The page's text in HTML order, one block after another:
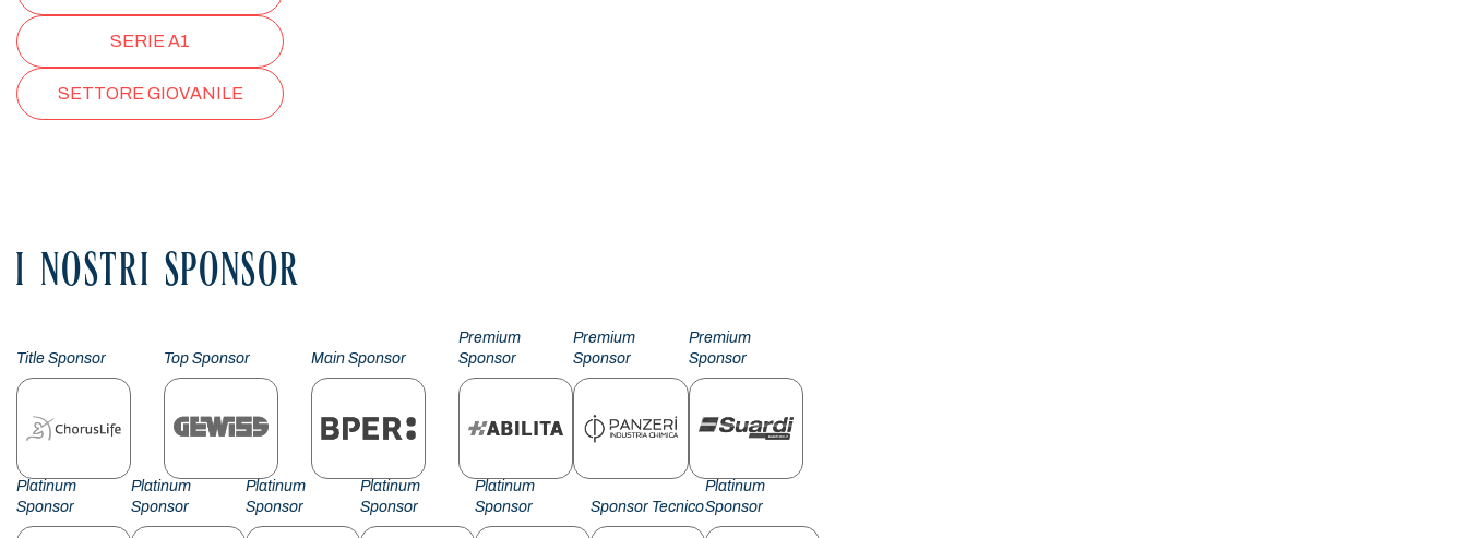
SERIE A1
SETTORE GIOVANILE
I NOSTRI SPONSOR
Title Sponsor Top Sponsor Main Sponsor
Premium
Sponsor
Premium
Sponsor
Premium
Sponsor
Platinum
Sponsor
Platinum
Sponsor
Platinum
Sponsor
Platinum
Sponsor
Platinum
Sponsor
Sponsor Tecnico
Platinum
Sponsor